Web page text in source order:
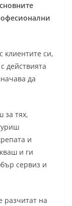
клиентите си,
действията
да
за тях,
и
и ги
сервиз и
разчитат на